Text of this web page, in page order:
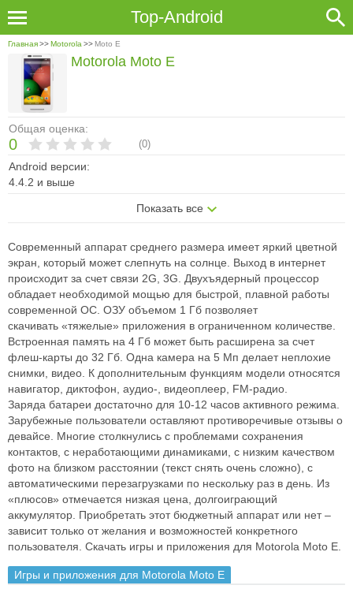
Top-Android
Главная>>Motorola >> Moto E
Общая оценка:
0 (0)
Android версии:
4.4.2 и выше
Показать все
Motorola Moto E
Современный аппарат среднего размера имеет яркий цветной
экран, который может слепнуть на солнце. Выход в интернет
происходит за счет связи 2G, 3G. Двухъядерный процессор
обладает необходимой мощью для быстрой, плавной работы
современной ОС. ОЗУ объемом 1 Гб позволяет
скачивать «тяжелые» приложения в ограниченном количестве.
Встроенная память на 4 Гб может быть расширена за счет
флеш-карты до 32 Гб. Одна камера на 5 Мп делает неплохие
снимки, видео. К дополнительным функциям модели относятся
навигатор, диктофон, аудио-, видеоплеер, FM-радио.
Заряда батареи достаточно для 10-12 часов активного режима.
Зарубежные пользователи оставляют противоречивые отзывы о
девайсе. Многие столкнулись с проблемами сохранения
контактов, с неработающими динамиками, с низким качеством
фото на близком расстоянии (текст снять очень сложно), с
автоматическими перезагрузками по нескольку раз в день. Из
«плюсов» отмечается низкая цена, долгоиграющий
аккумулятор. Приобретать этот бюджетный аппарат или нет –
зависит только от желания и возможностей конкретного
пользователя. Скачать игры и приложения для Motorola Moto E.
Игры и приложения для Motorola Moto E